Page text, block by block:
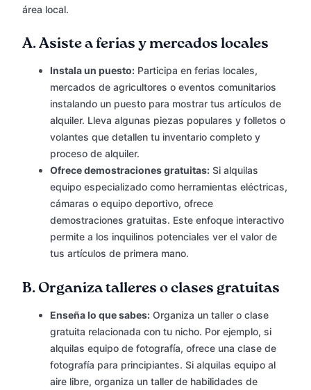
área local.
A.Asiste a ferias y mercados locales
Instala un puesto: Participa en ferias locales,
mercados de agricultores o eventos comunitarios
instalando un puesto para mostrar tus artículos de
alquiler. Lleva algunas piezas populares y folletos o
volantes que detallen tu inventario completo y
proceso de alquiler.
Ofrece demostraciones gratuitas: Si alquilas
equipo especializado como herramientas eléctricas,
cámaras o equipo deportivo, ofrece
demostraciones gratuitas. Este enfoque interactivo
permite a los inquilinos potenciales ver el valor de
tus artículos de primera mano.
B.Organiza talleres o clases gratuitas
Enseña lo que sabes: Organiza un taller o clase
gratuita relacionada con tu nicho. Por ejemplo, si
alquilas equipo de fotografía, ofrece una clase de
fotografía para principiantes. Si alquilas equipo al
aire libre, organiza un taller de habilidades de